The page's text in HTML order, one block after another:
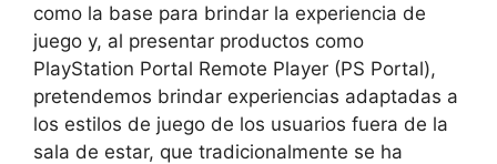
como la base para brindar la experiencia de
juego y, al presentar productos como
PlayStation Portal Remote Player (PS Portal),
pretendemos brindar experiencias adaptadas a
los estilos de juego de los usuarios fuera de la
sala de estar, que tradicionalmente se ha